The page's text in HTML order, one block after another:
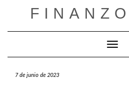
7 de junio de 2023